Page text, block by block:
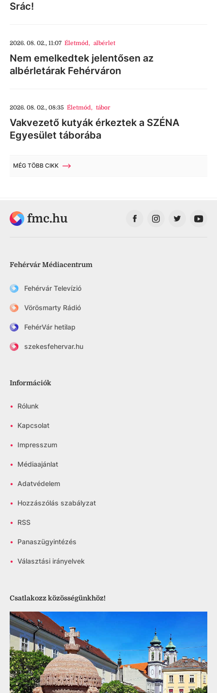
Srác!
2026. 08. 02., 11:07 Életmód, albérlet
Nem emelkedtek jelentősen az
albérletárak Fehérváron
2026. 08. 02., 08:35 Életmód, tábor
Vakvezető kutyák érkeztek a SZÉNA
Egyesület táborába
MÉG TÖBB CIKK
fmc.hu
Fehérvár Médiacentrum
Fehérvár Televízió
Vörösmarty Rádió
FehérVár hetilap
szekesfehervar.hu
Információk
• Rólunk
• Kapcsolat
• Impresszum
• Médiaajánlat
• Adatvédelem
• Hozzászólás szabályzat
• RSS
• Panaszügyintézés
• Választási irányelvek
Csatlakozz közösségünkhöz!